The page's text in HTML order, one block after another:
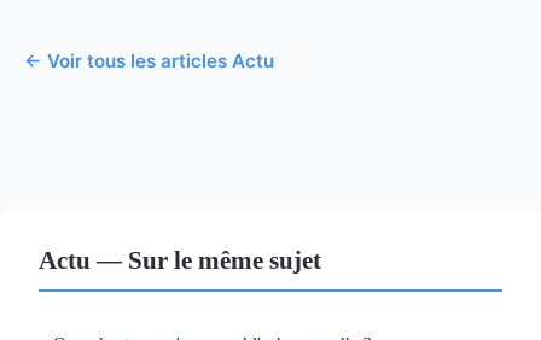
← Voir tous les articles Actu
Actu — Sur le même sujet